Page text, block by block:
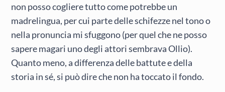
non posso cogliere tutto come potrebbe un
madrelingua, per cui parte delle schifezze nel tono o
nella pronuncia mi sfuggono (per quel che ne posso
sapere magari uno degli attori sembrava Ollio).
Quanto meno, a differenza delle battute e della
storia in sé, si può dire che non ha toccato il fondo.